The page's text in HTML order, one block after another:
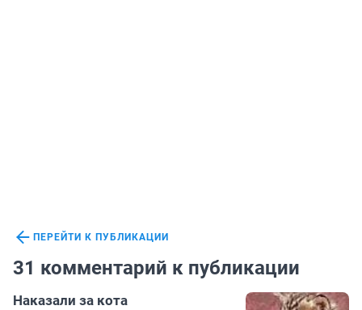
ПЕРЕЙТИ К ПУБЛИКАЦИИ
31 комментарий к публикации
Наказали за кота